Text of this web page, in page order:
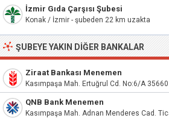
İzmir Gıda Çarşısı Şubesi
Konak / İzmir - şubeden 22 km uzakta
ŞUBEYE YAKIN DIĞER BANKALAR
Ziraat Bankası Menemen
Kasımpaşa Mah. Ertuğrul Cd. No:6/A
QNB Bank Menemen